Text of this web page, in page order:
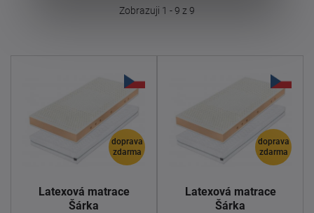
Zobrazuji 1 - 9 z 9
doprava
zdarma
Latexová matrace
Šárka
doprava
zdarma
Latexová matrace
Šárka